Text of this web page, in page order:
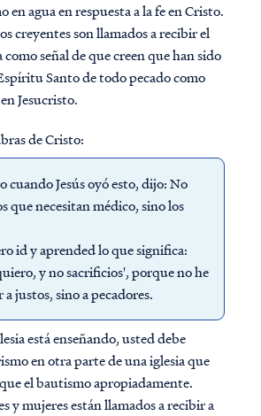
en agua en respuesta a la fe en Cristo.
creyentes son llamados a recibir el
señal de que creen que han sido
Santo de todo pecado como
Jesucristo.
de Cristo:
cuando Jesús oyó esto, dijo: No
que necesitan médico, sino los
id y aprended lo que significa:
y no sacrificios', porque no he
justos, sino a pecadores.
está enseñando, usted debe
en otra parte de una iglesia que
el bautismo apropiadamente.
y mujeres están llamados a recibir a